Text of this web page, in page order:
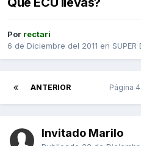
Por rectari
6 de Diciembre del 2011 en SUPER
ANTERIOR Página
Invitado Marilo